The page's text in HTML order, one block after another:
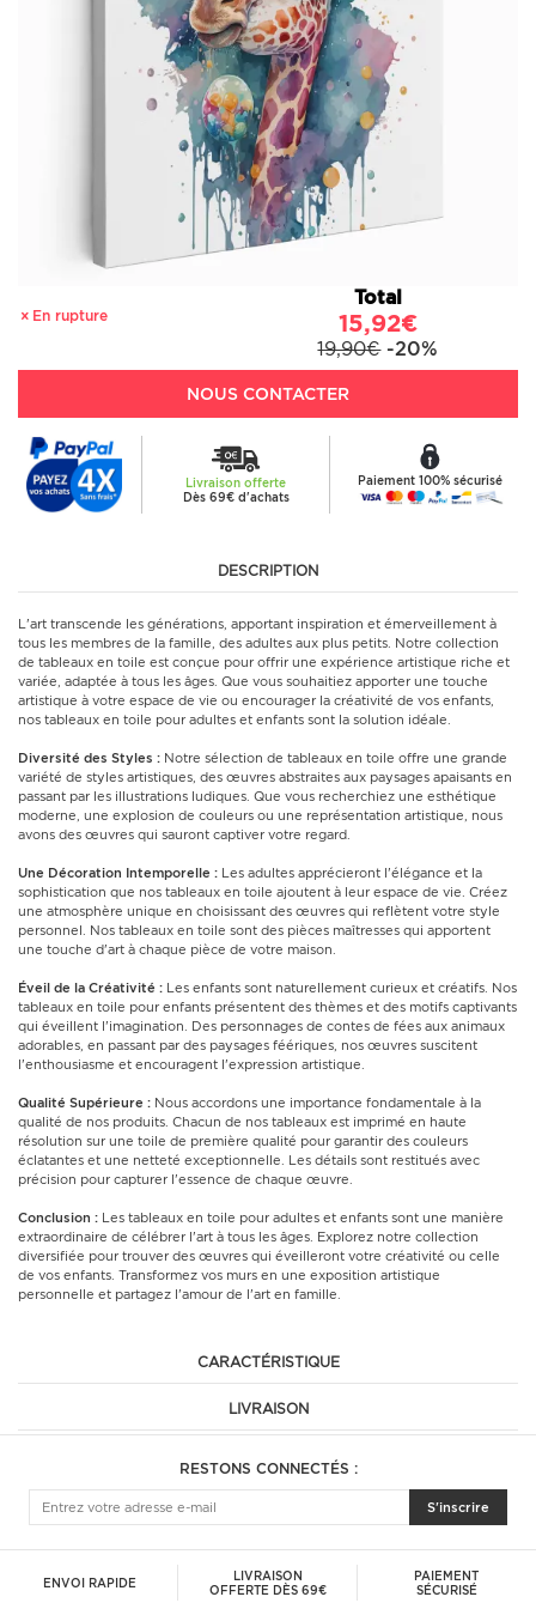
En rupture
Total
15,92€
19,90€ -20%
NOUS CONTACTER
Livraison offerte
Dès 69€ d'achats
Paiement 100% sécurisé
DESCRIPTION
L'art transcende les générations, apportant inspiration et émerveillement à
tous les membres de la famille, des adultes aux plus petits. Notre collection
de tableaux en toile est conçue pour offrir une expérience artistique riche et
variée, adaptée à tous les âges. Que vous souhaitiez apporter une touche
artistique à votre espace de vie ou encourager la créativité de vos enfants,
nos tableaux en toile pour adultes et enfants sont la solution idéale.
Diversité des Styles : Notre sélection de tableaux en toile offre une grande
variété de styles artistiques, des œuvres abstraites aux paysages apaisants en
passant par les illustrations ludiques. Que vous recherchiez une esthétique
moderne, une explosion de couleurs ou une représentation artistique, nous
avons des œuvres qui sauront captiver votre regard.
Une Décoration Intemporelle : Les adultes apprécieront l'élégance et la
sophistication que nos tableaux en toile ajoutent à leur espace de vie. Créez
une atmosphère unique en choisissant des œuvres qui reflètent votre style
personnel. Nos tableaux en toile sont des pièces maîtresses qui apportent
une touche d'art à chaque pièce de votre maison.
Éveil de la Créativité : Les enfants sont naturellement curieux et créatifs. Nos
tableaux en toile pour enfants présentent des thèmes et des motifs captivants
qui éveillent l'imagination. Des personnages de contes de fées aux animaux
adorables, en passant par des paysages féériques, nos œuvres suscitent
l'enthousiasme et encouragent l'expression artistique.
Qualité Supérieure : Nous accordons une importance fondamentale à la
qualité de nos produits. Chacun de nos tableaux est imprimé en haute
résolution sur une toile de première qualité pour garantir des couleurs
éclatantes et une netteté exceptionnelle. Les détails sont restitués avec
précision pour capturer l'essence de chaque œuvre.
Conclusion : Les tableaux en toile pour adultes et enfants sont une manière
extraordinaire de célébrer l'art à tous les âges. Explorez notre collection
diversifiée pour trouver des œuvres qui éveilleront votre créativité ou celle
de vos enfants. Transformez vos murs en une exposition artistique
personnelle et partagez l'amour de l'art en famille.
CARACTÉRISTIQUE
LIVRAISON
RESTONS CONNECTÉS :
S'inscrire
ENVOI RAPIDE
LIVRAISON
OFFERTE DÈS 69€
PAIEMENT
SÉCURISÉ